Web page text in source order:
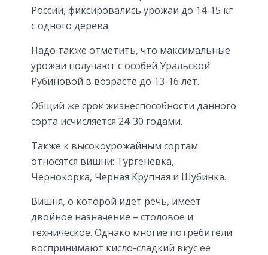
России, фиксировались урожаи до 14-15 кг
с одного дерева.
Надо также отметить, что максимальные
урожаи получают с особей Уральской
Рубиновой в возрасте до 13-16 лет.
Общий же срок жизнеспособности данного
сорта исчисляется 24-30 годами.
Также к высокоурожайным сортам
относятся вишни: Тургеневка,
Чернокорка, Черная Крупная и Шубинка.
Вишня, о которой идет речь, имеет
двойное назначение – столовое и
техническое. Однако многие потребители
воспринимают кисло-сладкий вкус ее